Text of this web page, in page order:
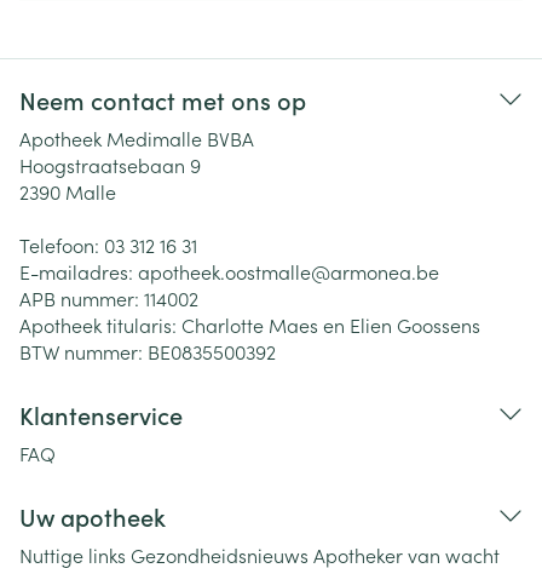
Neem contact met ons op
Apotheek Medimalle BVBA
Hoogstraatsebaan 9
2390 Malle
Telefoon: 03 312 16 31
E-mailadres: apotheek.oostmalle@armonea.be
APB nummer: 114002
Apotheek titularis: Charlotte Maes en Elien Goossens
BTW nummer: BE0835500392
Klantenservice
FAQ
Uw apotheek
Nuttige links Gezondheidsnieuws Apotheker van wacht